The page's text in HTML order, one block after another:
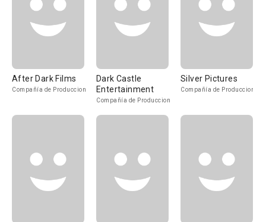
After Dark Films
Compañía de Produccion
Dark Castle
Entertainment
Compañía de Produccion
Silver Pictures
Compañía de Produccion